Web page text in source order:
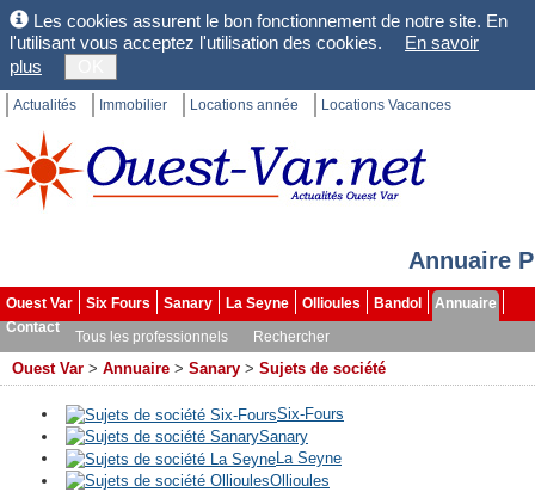
Les cookies assurent le bon fonctionnement de notre site. En
l'utilisant vous acceptez l'utilisation des cookies.
En savoir
plus
Actualités Immobilier Locations année Locations Vacances
Annuaire
Ouest Var Six Fours Sanary La Seyne Ollioules Bandol
Annuaire
Contact
Tous les professionnels Rechercher
Ouest Var > Annuaire > Sanary > Sujets de société
Six-Fours
Sanary
La Seyne
Ollioules